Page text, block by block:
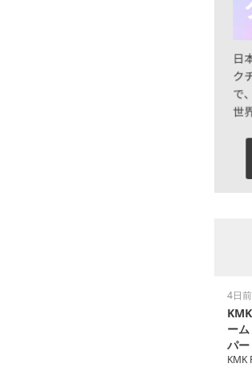
4日前
ー
パ
KMK